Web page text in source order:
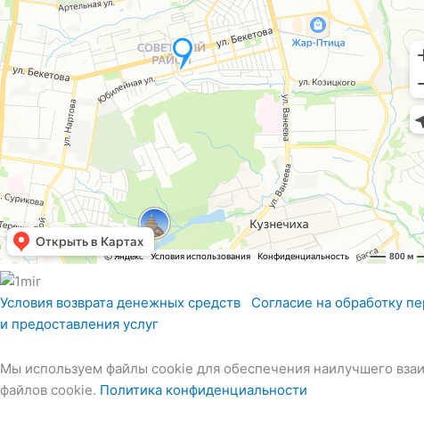
Условия возврата денежных средств Согласие на обработку
и предоставления услуг
Мы используем файлы cookie для обеспечения наилучшего
файлов cookie. Политика конфиденциальности